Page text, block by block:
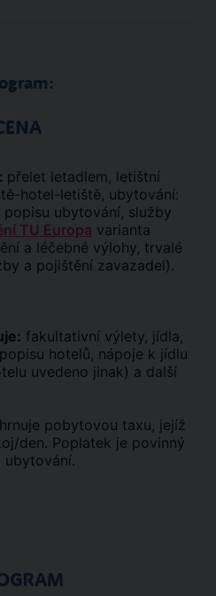
přelet letadlem, letištní
hotel-letiště, ubytování:
ubytování, služby
TU Europa varianta
a léčebné výlohy, trvalé
a pojištění zavazadel).
fakultativní výlety, jídla,
hotelů, nápoje k jídlu
uvedeno jinak) a další
pobytovou taxu, jejíž
den. Poplatek je povinný
ubytování.